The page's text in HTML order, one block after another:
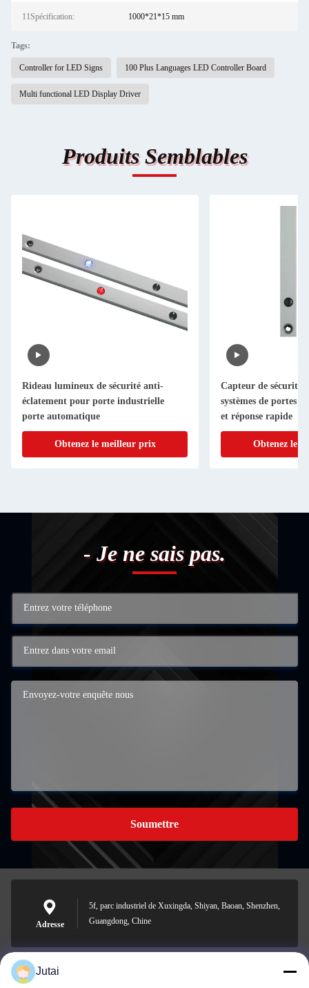
11Spécification: 1000*21*15 mm
Tags:
Controller for LED Signs 100 Plus Languages LED Controller Board
Multi functional LED Display Driver
Produits Semblables
Rideau lumineux de sécurité anti-
éclatement pour porte industrielle
porte automatique
Obtenez le meilleur prix
Capteur de sécurité
systèmes de portes
et réponse rapide
Obtenez le
- Je ne sais pas.
Soumettre
Adresse
5f, parc industriel de Xuxingda, Shiyan, Baoan, Shenzhen,
Guangdong, Chine
Jutai